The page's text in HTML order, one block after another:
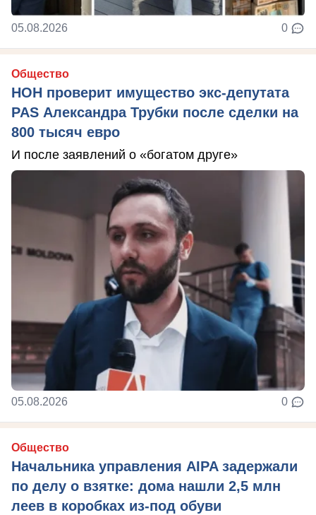
05.08.2026 0
Общество
НОН проверит имущество экс-депутата
PAS Александра Трубки после сделки на
800 тысяч евро
И после заявлений о «богатом друге»
05.08.2026 0
Общество
Начальника управления AIPA задержали
по делу о взятке: дома нашли 2,5 млн
леев в коробках из-под обуви